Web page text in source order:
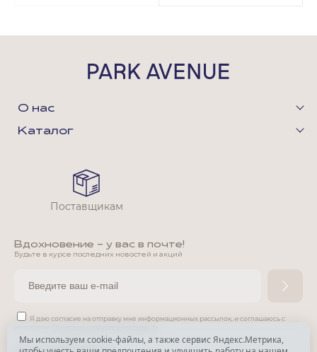
О нас
Каталог
Вдохновение - у вас в почте!
Будьте в курсе последних новостей и акций
Я даю согласие на отправку мне информационных рассылок, и соглашаюсь с
Поставщикам
Мы используем cookie-файлы, а также сервис Яндекс.Метрика,